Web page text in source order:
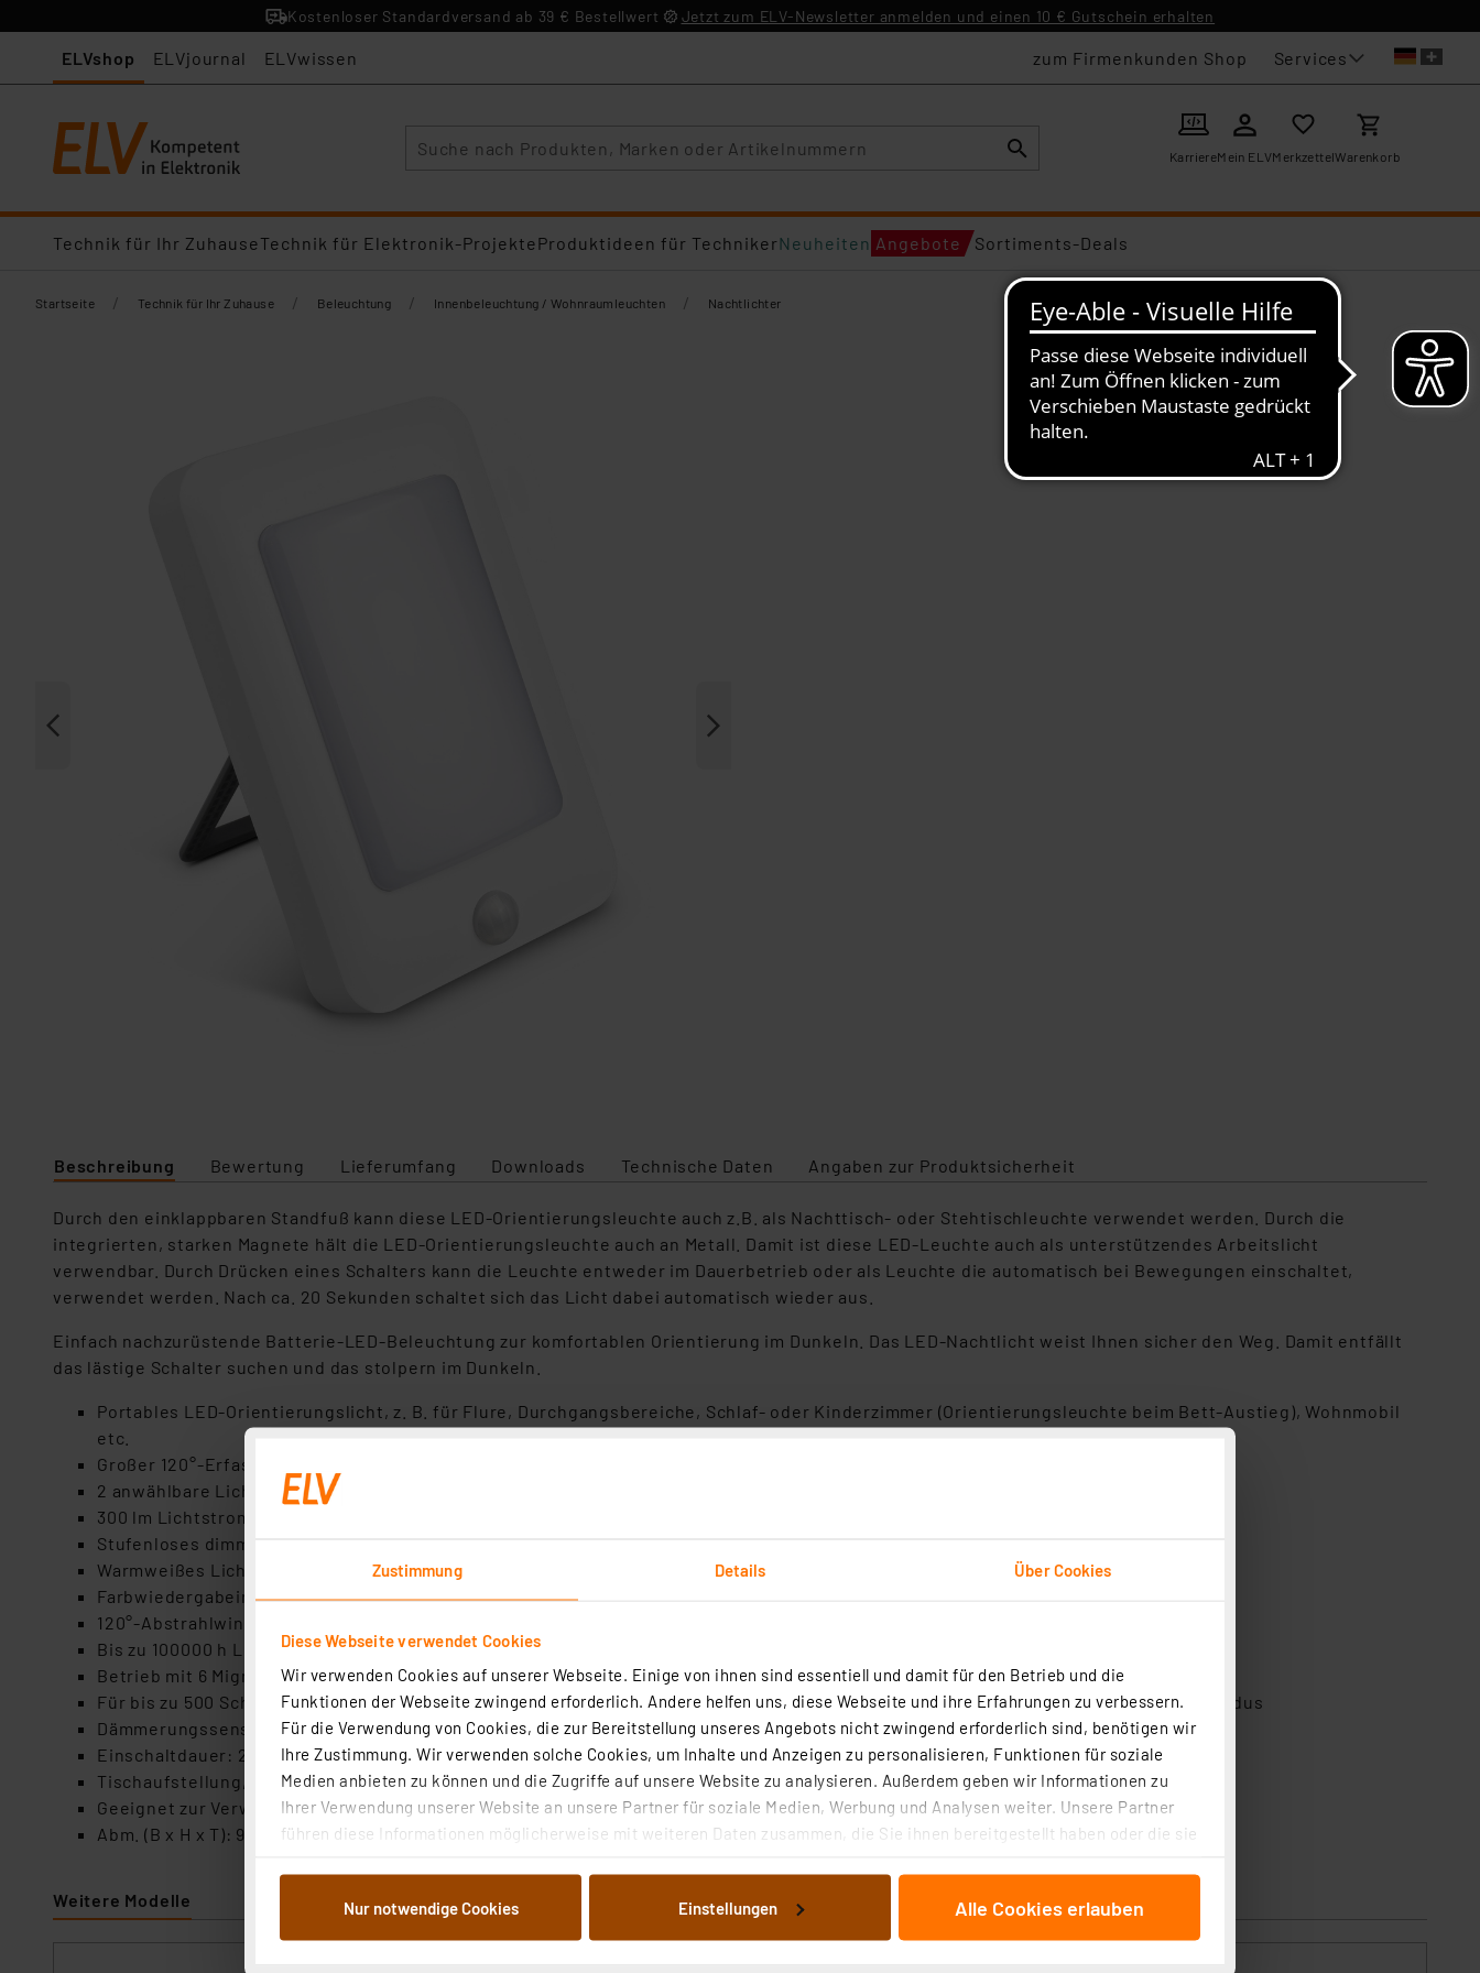
Zustimmung Details Über Cookies
Diese Webseite verwendet Cookies
Wir verwenden Cookies auf unserer Webseite. Einige von ihnen sind essentiell und damit für den Betrieb und die
Funktionen der Webseite zwingend erforderlich. Andere helfen uns, diese Webseite und ihre Erfahrungen zu verbessern.
Für die Verwendung von Cookies, die zur Bereitstellung unseres Angebots nicht zwingend erforderlich sind, benötigen wir
Ihre Zustimmung. Wir verwenden solche Cookies, um Inhalte und Anzeigen zu personalisieren, Funktionen für soziale
Medien anbieten zu können und die Zugriffe auf unsere Website zu analysieren. Außerdem geben wir Informationen zu
Ihrer Verwendung unserer Website an unsere Partner für soziale Medien, Werbung und Analysen weiter. Unsere Partner
führen diese Informationen möglicherweise mit weiteren Daten zusammen, die Sie ihnen bereitgestellt haben oder die sie
Weiterverarbeitung für die nachfolgend dargestellten bzw. die von Ihnen ausgewählten Verarbeitungszwecke (Art. 6
Abs.1a DSG-VO) zu. Eine detaillierte Auflistung der einzelnen Cookies nach Zweck und Anbieter ist durch Klick auf den
Nur notwendige Cookies Einstellungen Alle Cookies erlauben
Kostenloser Standardversand ab 39 € Bestellwert Jetzt zum ELV-Newsletter anmelden und einen 10 € Gutschein erhalten
ELVshop ELVjournal ELVwissen zum Firmenkunden Shop Services
KarriereMein ELVMerkzettelWarenkorb
Technik für Ihr ZuhauseTechnik für Elektronik-ProjekteProduktideen für TechnikerNeuheiten Angebote Sortiments-Deals
Startseite / Technik für Ihr Zuhause / Beleuchtung / Innenbeleuchtung / Wohnraumleuchten / Nachtlichter
Beschreibung Bewertung Lieferumfang Downloads Technische Daten Angaben zur Produktsicherheit
Durch den einklappbaren Standfuß kann diese LED-Orientierungsleuchte auch z.B. als Nachttisch- oder Stehtischleuchte verwendet werden. Durch die
integrierten, starken Magnete hält die LED-Orientierungsleuchte auch an Metall. Damit ist diese LED-Leuchte auch als unterstützendes Arbeitslicht
verwendbar. Durch Drücken eines Schalters kann die Leuchte entweder im Dauerbetrieb oder als Leuchte die automatisch bei Bewegungen einschaltet,
verwendet werden. Nach ca. 20 Sekunden schaltet sich das Licht dabei automatisch wieder aus.
Einfach nachzurüstende Batterie-LED-Beleuchtung zur komfortablen Orientierung im Dunkeln. Das LED-Nachtlicht weist Ihnen sicher den Weg. Damit entfällt
das lästige Schalter suchen und das stolpern im Dunkeln.
Portables LED-Orientierungslicht, z. B. für Flure, Durchgangsbereiche, Schlaf- oder Kinderzimmer (Orientierungsleuchte beim Bett-Austieg), Wohnmobil
etc.
Großer 120°-Erfassungsbereich (PIR-Bewegungssensor), max. 5 m
2 anwählbare Lichtmodi: Permanent AN/AUS oder Einschalten bei Bewegungserkennung (PIR)
300 lm Lichtstrom, 3,3-W-Leistungsaufnahme
Stufenloses dimmen im permanenten Lichtmodus möglich
Warmweißes Licht mit 3000 K
Farbwiedergabeindex 80 Ra
120°-Abstrahlwinkel
Bis zu 100000 h LED-Lebensdauer
Betrieb mit 6 Mignon/AA-Batterien
Für bis zu 500 Schaltvorgänge pro Batteriesatz im Bewegungserkennungsmodus oder bis zu 15 h Licht im permanent leuchtenden Modus
Dämmerungssensor schaltet bei ≤15 Lux
Einschaltdauer: 20 s
Tischaufstellung, Magnetmontage sowie Wandanbringung möglich
Geeignet zur Verwendung in Innenbereichen, Schutzart IP20
Abm. (B x H x T): 90 x 146 x 38 mm
Weitere Modelle